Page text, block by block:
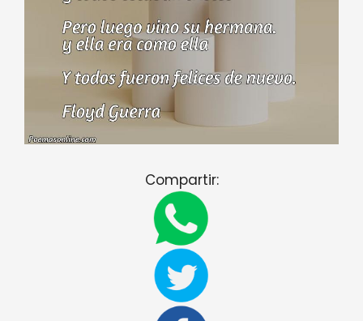
Compartir: